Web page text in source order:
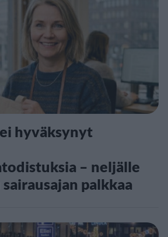
hyväksynyt
– neljälle
palkkaa